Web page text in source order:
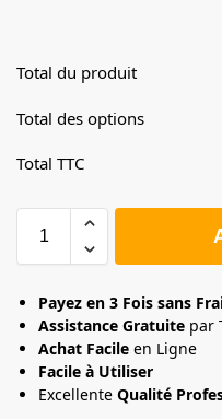
Total du produit
Total des options
Total TTC
Payez en 3 Fois sans
Assistance Gratuite par
Achat Facile en Ligne
Facile à Utiliser
Excellente Qualité